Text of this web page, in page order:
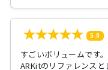
5.0
すごいボリュームです
ARKitのリファレンスと